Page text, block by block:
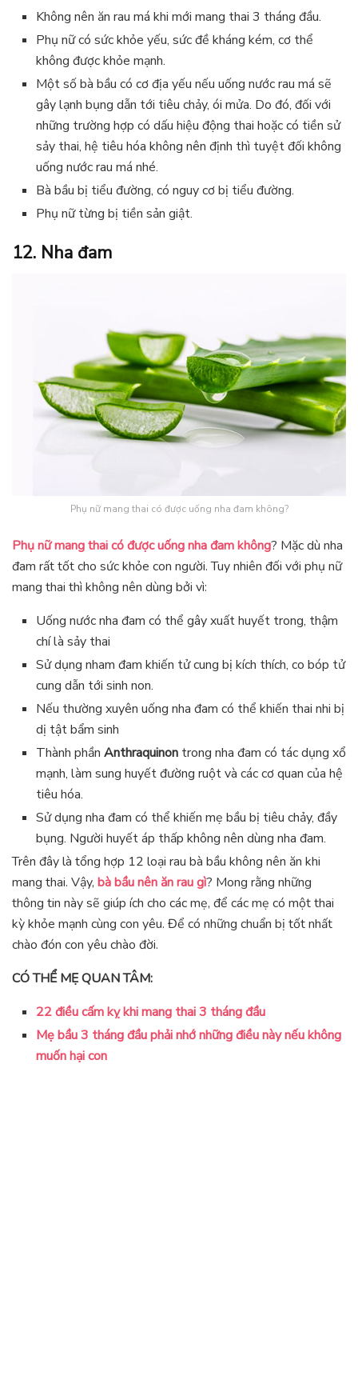
Không nên ăn rau má khi mới mang thai 3 tháng đầu.
Phụ nữ có sức khỏe yếu, sức đề kháng kém, cơ thể
không được khỏe mạnh.
Một số bà bầu có cơ địa yếu nếu uống nước rau má sẽ
gây lạnh bụng dẫn tới tiêu chảy, ói mửa. Do đó, đối với
những trường hợp có dấu hiệu động thai hoặc có tiền sử
sảy thai, hệ tiêu hóa không nên định thì tuyệt đối không
uống nước rau má nhé.
Bà bầu bị tiểu đường, có nguy cơ bị tiểu đường.
Phụ nữ từng bị tiền sản giật.
12. Nha đam
Phụ nữ mang thai có được uống nha đam không?
Phụ nữ mang thai có được uống nha đam không? Mặc dù nha
đam rất tốt cho sức khỏe con người. Tuy nhiên đối với phụ nữ
mang thai thì không nên dùng bởi vì:
Uống nước nha đam có thể gây xuất huyết trong, thậm
chí là sảy thai
Sử dụng nham đam khiến tử cung bị kích thích, co bóp tử
cung dẫn tới sinh non.
Nếu thường xuyên uống nha đam có thể khiến thai nhi bị
dị tật bẩm sinh
Thành phần Anthraquinon trong nha đam có tác dụng xổ
mạnh, làm sung huyết đường ruột và các cơ quan của hệ
tiêu hóa.
Sử dụng nha đam có thể khiến mẹ bầu bị tiêu chảy, đầy
bụng. Người huyết áp thấp không nên dùng nha đam.
Trên đây là tổng hợp 12 loại rau bà bầu không nên ăn khi
mang thai. Vậy, bà bầu nên ăn rau gì? Mong rằng những
thông tin này sẽ giúp ích cho các mẹ, để các mẹ có một thai
kỳ khỏe mạnh cùng con yêu. Để có những chuẩn bị tốt nhất
chào đón con yêu chào đời.
CÓ THỂ MẸ QUAN TÂM:
22 điều cấm kỵ khi mang thai 3 tháng đầu
Mẹ bầu 3 tháng đầu phải nhớ những điều này nếu không
muốn hại con